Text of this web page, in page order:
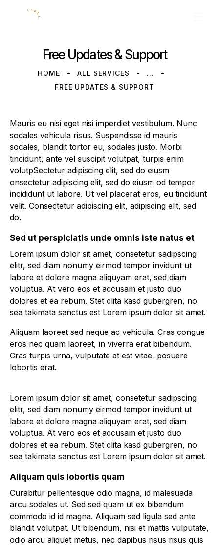
Free Updates & Support
HOME ALL SERVICES
...
FREE UPDATES & SUPPORT
Mauris eu nisi eget nisi imperdiet vestibulum. Nunc
sodales vehicula risus. Suspendisse id mauris
sodales, blandit tortor eu, sodales justo. Morbi
tincidunt, ante vel suscipit volutpat, turpis enim
volutpSectetur adipiscing elit, sed do eiusm
onsectetur adipiscing elit, sed do eiusm od tempor
incididunt ut labore. Ut vel placerat eros, eu tincidunt
velit. Consectetur adipiscing elit, adipiscing elit, sed
do.
Sed ut perspiciatis unde omnis iste natus et
Lorem ipsum dolor sit amet, consetetur sadipscing
elitr, sed diam nonumy eirmod tempor invidunt ut
labore et dolore magna aliquyam erat, sed diam
voluptua. At vero eos et accusam et justo duo
dolores et ea rebum. Stet clita kasd gubergren, no
sea takimata sanctus est Lorem ipsum dolor sit amet.
Aliquam laoreet sed neque ac vehicula. Cras congue
eros nec quam laoreet, in viverra erat bibendum.
Cras turpis urna, vulputate at est vitae, posuere
lobortis erat.
Lorem ipsum dolor sit amet, consetetur sadipscing
elitr, sed diam nonumy eirmod tempor invidunt ut
labore et dolore magna aliquyam erat, sed diam
voluptua. At vero eos et accusam et justo duo
dolores et ea rebum. Stet clita kasd gubergren, no
sea takimata sanctus est Lorem ipsum dolor sit amet.
Aliquam quis lobortis quam
Curabitur pellentesque odio magna, id malesuada
arcu sodales ut. Sed sed quam ut ex bibendum
commodo id id magna. Aliquam sed ligula sed ante
blandit volutpat. Ut bibendum, nisi et mattis vulputate,
odio arcu aliquet metus, nec dapibus risus risus quis